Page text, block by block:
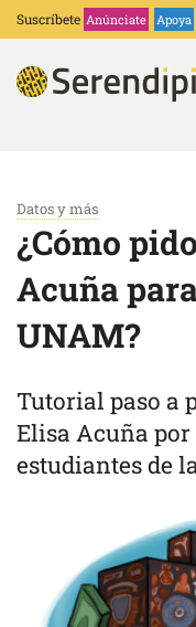
Suscríbete Anúnciate Apoya
Datos y más
¿Cómo
Acuña
UNAM?
Tutorial paso a
Elisa Acuña por
estudiantes de